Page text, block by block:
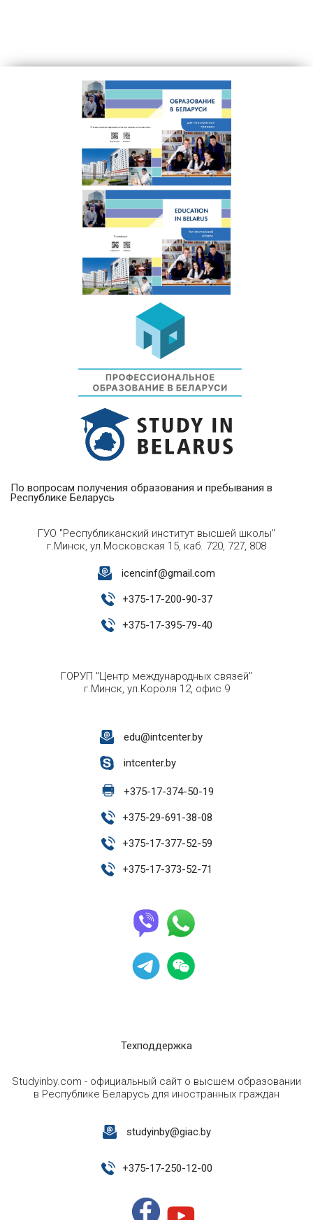
По вопросам получения образования и пребывания в
Республике Беларусь
ГУО "Республиканский институт высшей школы"
г.Минск, ул.Московская 15, каб. 720, 727, 808
icencinf@gmail.com
+375-17-200-90-37
+375-17-395-79-40
ГОРУП "Центр международных связей"
г.Минск, ул.Короля 12, офис 9
edu@intcenter.by
intcenter.by
+375-17-374-50-19
+375-29-691-38-08
+375-17-377-52-59
+375-17-373-52-71
Техподдержка
Studyinby.com - официальный сайт о высшем образовании
в Республике Беларусь для иностранных граждан
studyinby@giac.by
+375-17-250-12-00